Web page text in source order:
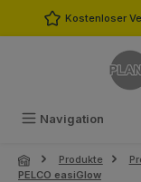
Zum HauptinhaltKostenloser
Navigation
Produkte
PELCO easiGlow